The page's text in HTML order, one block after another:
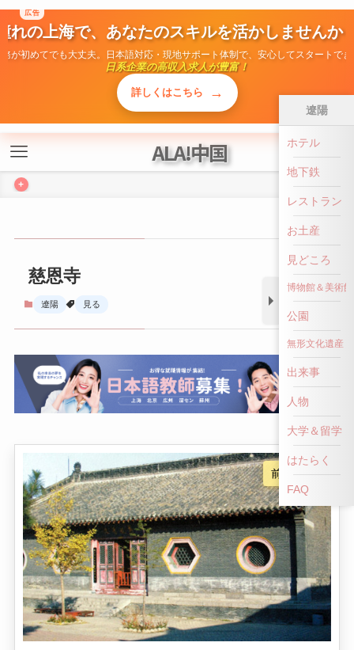
広告
れの上海で、あなたのスキルを活かしませんか
が初めてでも大丈夫。日本語対応・現地サポート体制で、安心してスタートで
日系企業の高収入求人が豊富！
詳しくはこちら →
ALA!中国
慈恩寺
前へ戻る
写真がきれいでない or 表示されない場合は、こちらをクリックして！
👎 NG！ 👍 いいね！
遼陽
ホテル
地下鉄
レストラン
お土産
見どころ
博物館＆美術館
公園
無形文化遺産
出来事
人物
大学＆留学
はたらく
FAQ